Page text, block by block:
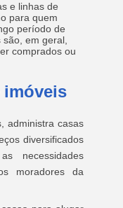
e linhas de
para quem
período de
em geral,
comprados ou
imóveis
administra casas
diversificados
necessidades
moradores da